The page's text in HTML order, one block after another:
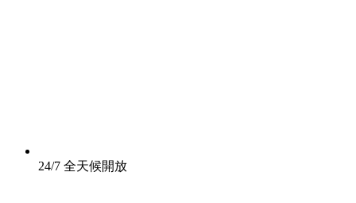
24/7 全天候開放